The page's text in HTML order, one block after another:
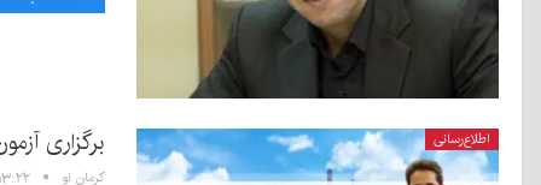
اطلاع‌رسانی برگزاری
کرمان نو ۱۳:۲۲ - ۱۶